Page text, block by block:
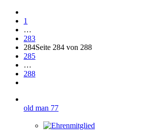
1
…
283
284Seite 284 von 288
285
…
288
old man 77